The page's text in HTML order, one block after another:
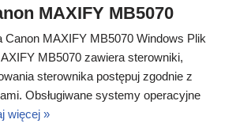
MAXIFY MB5070
Canon MAXIFY MB5070 Windows Plik
MB5070 zawiera sterowniki,
sterownika postępuj zgodnie z
Obsługiwane systemy operacyjne
więcej »